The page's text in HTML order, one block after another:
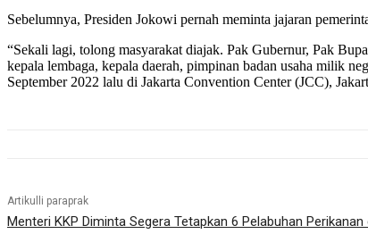
Sebelumnya, Presiden Jokowi pernah meminta jajaran
“Sekali lagi, tolong masyarakat diajak. Pak Gubernur, Pak
kepala lembaga, kepala daerah, pimpinan badan usaha milik
September 2022 lalu di Jakarta Convention Center (JCC),
Artikulli paraprak
Menteri KKP Diminta Segera Tetapkan 6 Pelabuhan Perikanan